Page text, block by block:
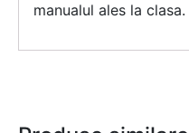
manualul ales la clasa.